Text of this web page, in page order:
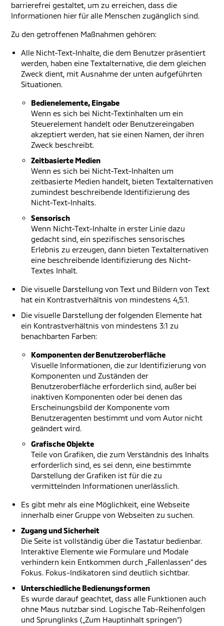
barrierefrei gestaltet, um zu erreichen, dass die
Informationen hier für alle Menschen zugänglich sind.
Zu den getroffenen Maßnahmen gehören:
Alle Nicht-Text-Inhalte, die dem Benutzer präsentiert
werden, haben eine Textalternative, die dem gleichen
Zweck dient, mit Ausnahme der unten aufgeführten
Situationen.
Bedienelemente, Eingabe
Wenn es sich bei Nicht-Textinhalten um ein
Steuerelement handelt oder Benutzereingaben
akzeptiert werden, hat sie einen Namen, der ihren
Zweck beschreibt.
Zeitbasierte Medien
Wenn es sich bei Nicht-Text-Inhalten um
zeitbasierte Medien handelt, bieten Textalternativen
zumindest beschreibende Identifizierung des
Nicht-Text-Inhalts.
Sensorisch
Wenn Nicht-Text-Inhalte in erster Linie dazu
gedacht sind, ein spezifisches sensorisches
Erlebnis zu erzeugen, dann bieten Textalternativen
eine beschreibende Identifizierung des Nicht-
Textes Inhalt.
Die visuelle Darstellung von Text und Bildern von Text
hat ein Kontrastverhältnis von mindestens 4,5:1.
Die visuelle Darstellung der folgenden Elemente hat
ein Kontrastverhältnis von mindestens 3:1 zu
benachbarten Farben:
Komponenten der Benutzeroberfläche
Visuelle Informationen, die zur Identifizierung von
Komponenten und Zuständen der
Benutzeroberfläche erforderlich sind, außer bei
inaktiven Komponenten oder bei denen das
Erscheinungsbild der Komponente vom
Benutzeragenten bestimmt und vom Autor nicht
geändert wird.
Grafische Objekte
Teile von Grafiken, die zum Verständnis des Inhalts
erforderlich sind, es sei denn, eine bestimmte
Darstellung der Grafiken ist für die zu
vermittelnden Informationen unerlässlich.
Es gibt mehr als eine Möglichkeit, eine Webseite
innerhalb einer Gruppe von Webseiten zu suchen.
Zugang und Sicherheit
Die Seite ist vollständig über die Tastatur bedienbar.
Interaktive Elemente wie Formulare und Modale
verhindern kein Entkommen durch „Fallenlassen“ des
Fokus. Fokus-Indikatoren sind deutlich sichtbar.
Unterschiedliche Bedienungsformen
Es wurde darauf geachtet, dass alle Funktionen auch
ohne Maus nutzbar sind. Logische Tab-Reihenfolgen
und Sprunglinks („Zum Hauptinhalt springen“)